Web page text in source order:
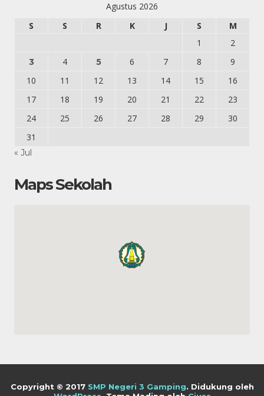
Agustus 2026
S
S R K J S
M
1
2
3 4 5 6 7 8
9
10
11 12 13 14 15
16
17
18 19 20 21 22
23
24
25 26 27 28 29
30
31
« Jul
Maps Sekolah
Copyright © 2017 SMP Negeri 3 Gamping. Didukung oleh